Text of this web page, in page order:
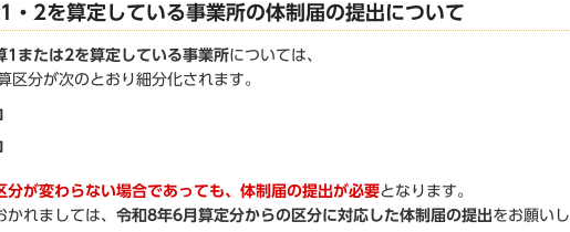
・2を算定している事業所の体制届の提出について
1または2を算定している事業所については、
区分が次のとおり細分化されます。
分が変わらない場合であっても、体制届の提出が必要となります。
れましては、 令和8年6月算定分からの区分に対応した体制届の提出をお願いし